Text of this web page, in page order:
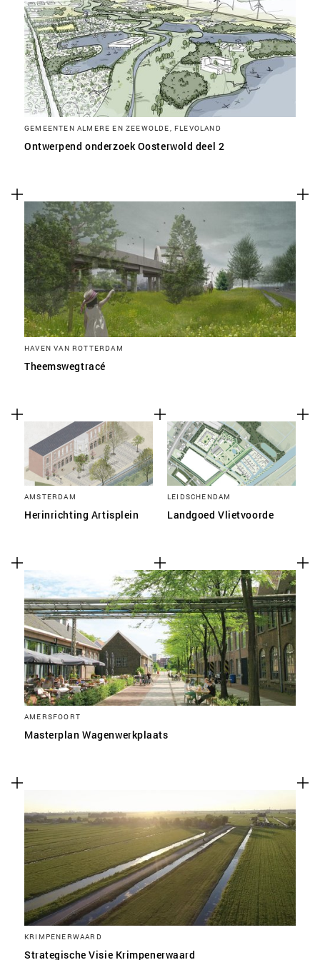
GEMEENTEN ALMERE EN ZEEWOLDE, FLEVOLAND
Ontwerpend onderzoek Oosterwold deel 2
HAVEN VAN ROTTERDAM
Theemswegtracé
AMSTERDAM
Herinrichting Artisplein
LEIDSCHENDAM
Landgoed Vlietvoorde
AMERSFOORT
Masterplan Wagenwerkplaats
KRIMPENERWAARD
Strategische Visie Krimpenerwaard
SLA VOORKEUREN OP